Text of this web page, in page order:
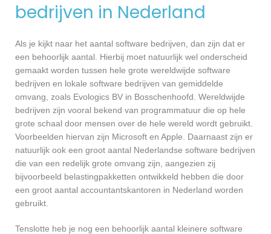
bedrijven in Nederland
Als je kijkt naar het aantal software bedrijven, dan zijn dat er
een behoorlijk aantal. Hierbij moet natuurlijk wel onderscheid
gemaakt worden tussen hele grote wereldwijde software
bedrijven en lokale software bedrijven van gemiddelde
omvang, zoals Evologics BV in Bosschenhoofd. Wereldwijde
bedrijven zijn vooral bekend van programmatuur die op hele
grote schaal door mensen over de hele wereld wordt gebruikt.
Voorbeelden hiervan zijn Microsoft en Apple. Daarnaast zijn er
natuurlijk ook een groot aantal Nederlandse software bedrijven
die van een redelijk grote omvang zijn, aangezien zij
bijvoorbeeld belastingpakketten ontwikkeld hebben die door
een groot aantal accountantskantoren in Nederland worden
gebruikt.
Tenslotte heb je nog een behoorlijk aantal kleinere software